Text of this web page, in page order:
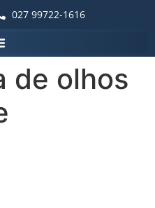
027 99722-1616
de olhos